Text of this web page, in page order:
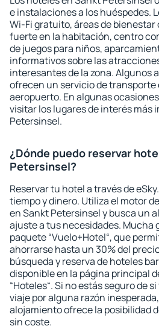
e instalaciones a los huéspedes.
Wi-Fi gratuito, áreas de
fuerte en la habitación, centro
de juegos para niños,
informativos sobre las
interesantes de la zona. Algunos
ofrecen un servicio de transporte
aeropuerto. En algunas
visitar los lugares de interés más
Petersinsel.
¿Dónde puedo reservar
Petersinsel?
Reservar tu hotel a través de
tiempo y dinero. Utiliza el motor
en Sankt Petersinsel y busca un
ajuste a tus necesidades. Mucha
paquete “Vuelo+Hotel“, que
ahorrarse hasta un 30% del
búsqueda y reserva de hoteles
disponible en la página principal
“Hoteles“. Si no estás seguro de
viaje por alguna razón
alojamiento ofrece la posibilidad
sin coste.